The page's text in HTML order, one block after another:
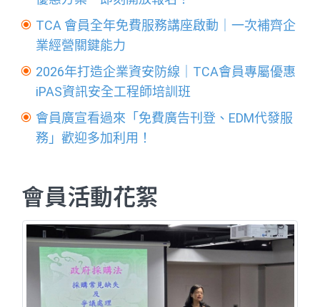
TCA 會員全年免費服務講座啟動｜一次補齊企
業經營關鍵能力
2026年打造企業資安防線｜TCA會員專屬優惠
iPAS資訊安全工程師培訓班
會員廣宣看過來「免費廣告刊登、EDM代發服
務」歡迎多加利用！
會員活動花絮